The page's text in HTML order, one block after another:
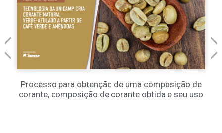
Processo para obtenção de uma composição de
corante, composição de corante obtida e seu uso